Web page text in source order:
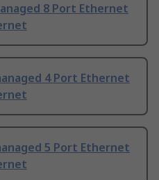
8 Port Ethernet
4 Port Ethernet
5 Port Ethernet